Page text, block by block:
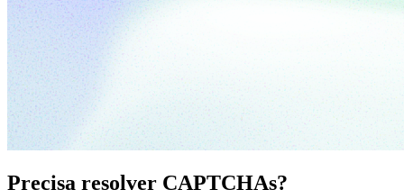
Precisa resolver CAPTCHAs?